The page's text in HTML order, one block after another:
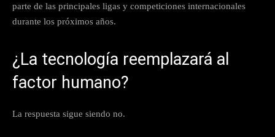
parte de las principales ligas y competiciones internacionales
durante los próximos años.
¿La tecnología reemplazará al
factor humano?
La respuesta sigue siendo no.